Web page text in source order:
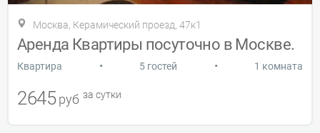
Москва, Керамический проезд, 47к1
Аренда Квартиры посуточно в Москве.
Квартира • 5 гостей • 1 комната
2645 руб за сутки